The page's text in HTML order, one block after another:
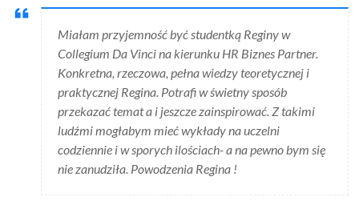
Miałam przyjemność być studentką Reginy w
Collegium Da Vinci na kierunku HR Biznes Partner.
Konkretna, rzeczowa, pełna wiedzy teoretycznej i
praktycznej Regina. Potrafi w świetny sposób
przekazać temat a i jeszcze zainspirować. Z takimi
ludźmi mogłabym mieć wykłady na uczelni
codziennie i w sporych ilościach- a na pewno bym się
nie zanudziła. Powodzenia Regina !